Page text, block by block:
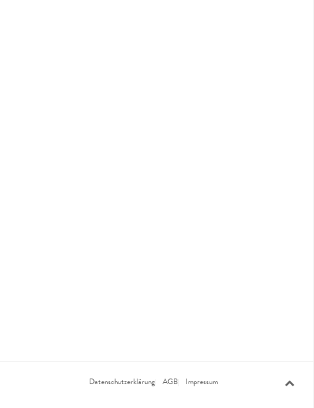
Datenschutzerklärung AGB Impressum